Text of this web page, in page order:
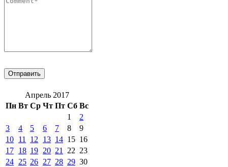
Апрель 2017
Пн Вт Ср Чт Пт Сб Вс
1
2
3
4 5 6 7 8
9
10 11 12 13 14 15 16
17 18 19 20 21 22 23
24 25 26 27 28 29 30